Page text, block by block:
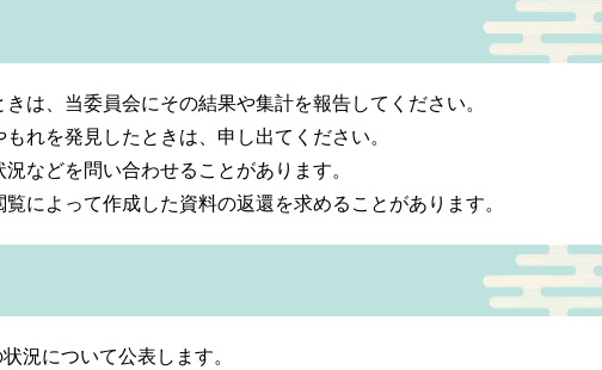
は、当委員会にその結果や集計を報告してください。
れを発見したときは、申し出てください。
などを問い合わせることがあります。
によって作成した資料の返還を求めることがあります。
況について公表します。